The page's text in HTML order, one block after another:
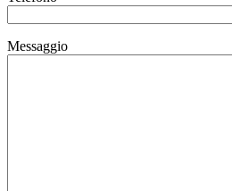
Messaggio